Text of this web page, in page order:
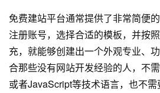
免费建站平台通常提供了非常简便
注册账号，选择合适的模板，并按
充，就能够创建出一个外观专业、
合那些没有网站开发经验的人，不
或者JavaScript等技术语言，也不